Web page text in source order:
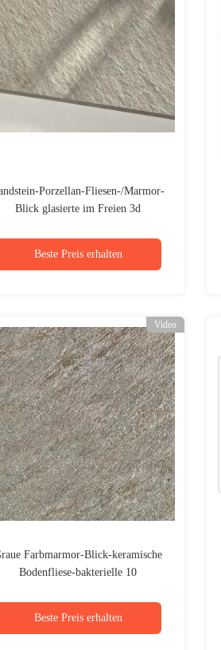
Porzellan-Fliesen-/Marmor-
Blick glasierte im Freien 3d
Beste Preis erhalten
Video
Farbmarmor-Blick-keramische
Bodenfliese-bakterielle 10
Beste Preis erhalten